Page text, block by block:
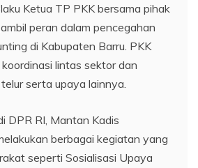
Ketua TP PKK bersama pihak
peran dalam pencegahan
di Kabupaten Barru. PKK
lintas sektor dan
serta upaya lainnya.
DPR RI, Mantan Kadis
berbagai kegiatan yang
seperti Sosialisasi Upaya